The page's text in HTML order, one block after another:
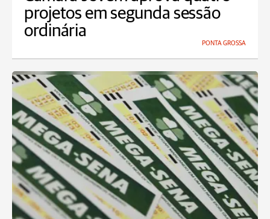
projetos em segunda sessão
ordinária
PONTA GROSSA